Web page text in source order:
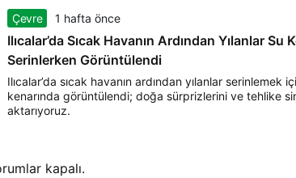
Çevre 1 hafta önce
Ilıcalar’da Sıcak Havanın Ardından Yılanlar Su
Serinlerken Görüntülendi
Ilıcalar’da sıcak havanın ardından yılanlar serinlemek
kenarında görüntülendi; doğa sürprizlerini ve tehlike
aktarıyoruz.
kapalı.